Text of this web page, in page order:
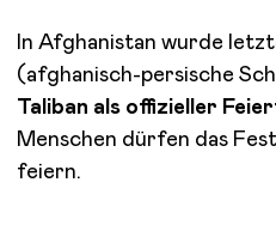
In Afghanistan wurde
(afghanisch-persische
Taliban als offizieller
Menschen dürfen das
feiern.